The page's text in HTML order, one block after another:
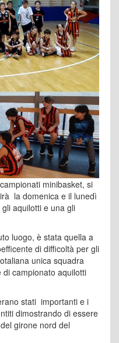
minibasket, si
la domenica e il lunedì
aquilotti e una gli
luogo, è stata quella a
di difficoltà per gli
unica squadra
campionato aquilotti
stati importanti e i
dimostrando di essere
girone nord del